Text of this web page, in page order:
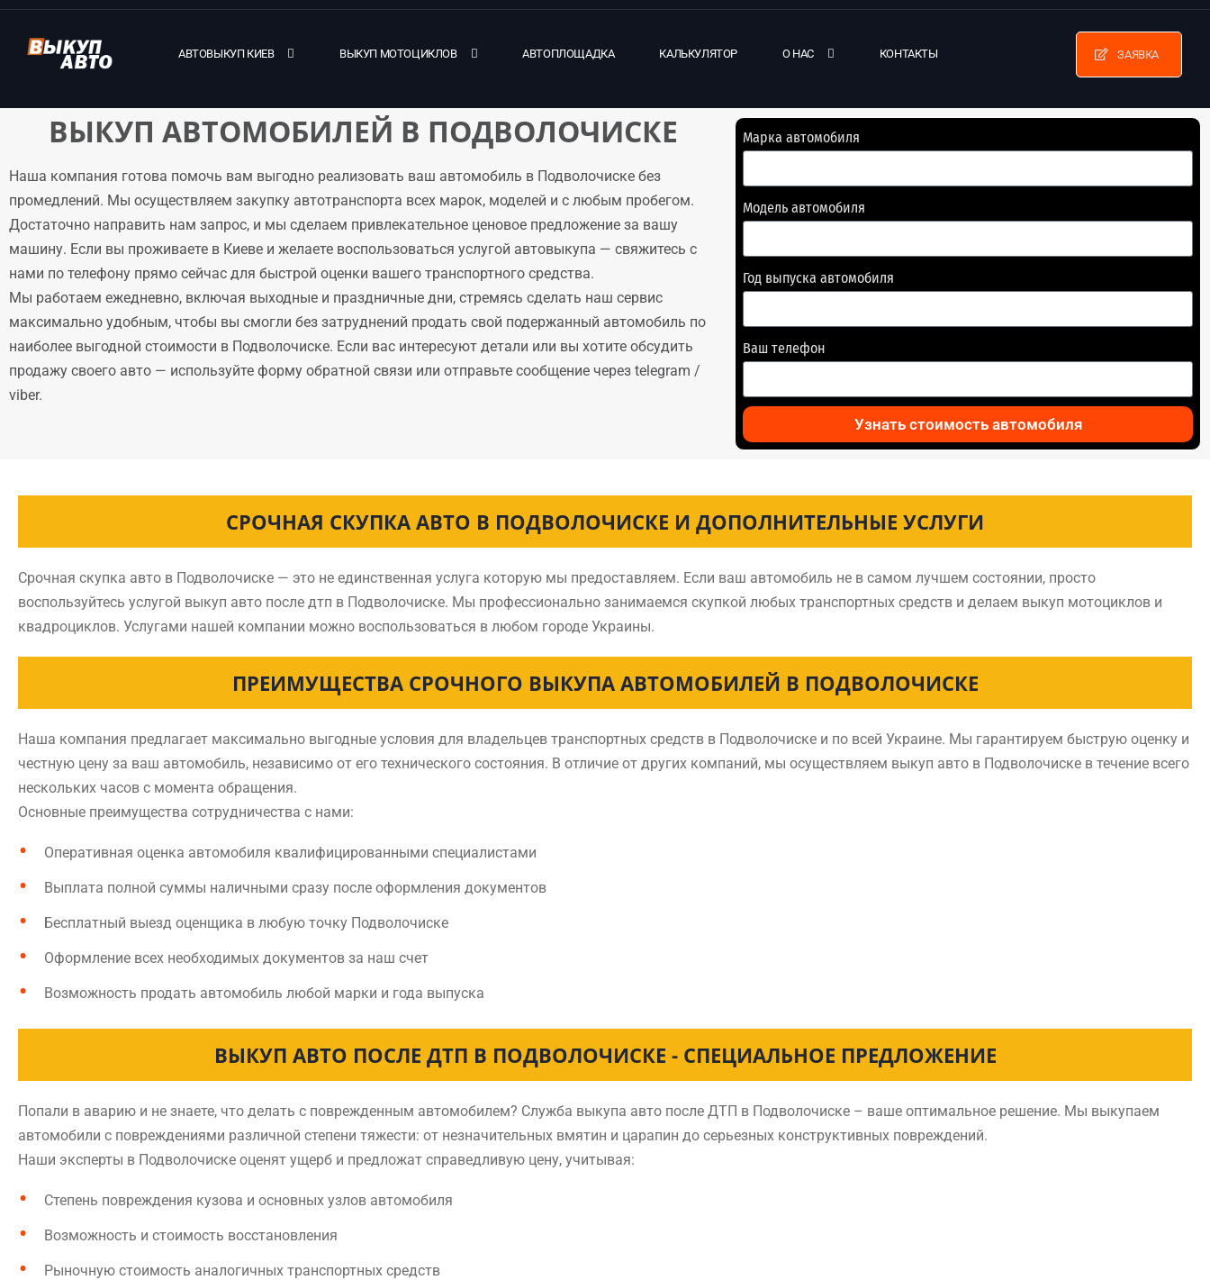
АВТОВЫКУП КИЕВ ВЫКУП МОТОЦИКЛОВ АВТОПЛОЩАДКА КАЛЬКУЛЯТОР О НАС КОНТАКТЫ ЗАЯВКА
ВЫКУП АВТОМОБИЛЕЙ В ПОДВОЛОЧИСКЕ
Наша компания готова помочь вам выгодно реализовать ваш автомобиль в Подволочиске без
промедлений. Мы осуществляем закупку автотранспорта всех марок, моделей и с любым пробегом.
Достаточно направить нам запрос, и мы сделаем привлекательное ценовое предложение за вашу
машину. Если вы проживаете в Киеве и желаете воспользоваться услугой автовыкупа — свяжитесь с
нами по телефону прямо сейчас для быстрой оценки вашего транспортного средства.
Мы работаем ежедневно, включая выходные и праздничные дни, стремясь сделать наш сервис
максимально удобным, чтобы вы смогли без затруднений продать свой подержанный автомобиль по
наиболее выгодной стоимости в Подволочиске. Если вас интересуют детали или вы хотите обсудить
продажу своего авто — используйте форму обратной связи или отправьте сообщение через telegram /
viber.
Марка автомобиля
Модель автомобиля
Год выпуска автомобиля
Ваш телефон
Узнать стоимость автомобиля
СРОЧНАЯ СКУПКА АВТО В ПОДВОЛОЧИСКЕ И ДОПОЛНИТЕЛЬНЫЕ УСЛУГИ
Срочная скупка авто в Подволочиске — это не единственная услуга которую мы предоставляем. Если ваш автомобиль не в самом лучшем состоянии, просто
воспользуйтесь услугой выкуп авто после дтп в Подволочиске. Мы профессионально занимаемся скупкой любых транспортных средств и делаем выкуп мотоциклов и
квадроциклов. Услугами нашей компании можно воспользоваться в любом городе Украины.
ПРЕИМУЩЕСТВА СРОЧНОГО ВЫКУПА АВТОМОБИЛЕЙ В ПОДВОЛОЧИСКЕ
Наша компания предлагает максимально выгодные условия для владельцев транспортных средств в Подволочиске и по всей Украине. Мы гарантируем быструю оценку и
честную цену за ваш автомобиль, независимо от его технического состояния. В отличие от других компаний, мы осуществляем выкуп авто в Подволочиске в течение всего
нескольких часов с момента обращения.
Основные преимущества сотрудничества с нами:
Оперативная оценка автомобиля квалифицированными специалистами
Выплата полной суммы наличными сразу после оформления документов
Бесплатный выезд оценщика в любую точку Подволочиске
Оформление всех необходимых документов за наш счет
Возможность продать автомобиль любой марки и года выпуска
ВЫКУП АВТО ПОСЛЕ ДТП В ПОДВОЛОЧИСКЕ - СПЕЦИАЛЬНОЕ ПРЕДЛОЖЕНИЕ
Попали в аварию и не знаете, что делать с поврежденным автомобилем? Служба выкупа авто после ДТП в Подволочиске – ваше оптимальное решение. Мы выкупаем
автомобили с повреждениями различной степени тяжести: от незначительных вмятин и царапин до серьезных конструктивных повреждений.
Наши эксперты в Подволочиске оценят ущерб и предложат справедливую цену, учитывая:
Степень повреждения кузова и основных узлов автомобиля
Возможность и стоимость восстановления
Рыночную стоимость аналогичных транспортных средств